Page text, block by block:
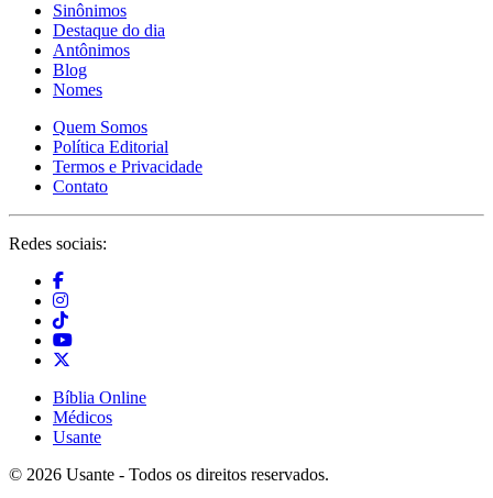
Sinônimos
Destaque do dia
Antônimos
Blog
Nomes
Quem Somos
Política Editorial
Termos e Privacidade
Contato
Redes sociais:
Bíblia Online
Médicos
Usante
© 2026 Usante - Todos os direitos reservados.